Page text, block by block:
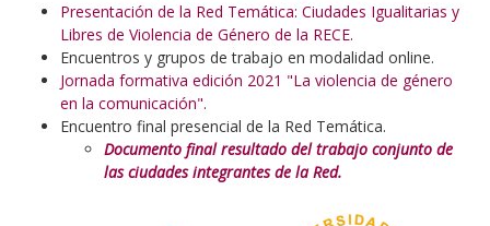
Presentación de la Red Temática: Ciudades Igualitarias y
Libres de Violencia de Género de la RECE.
Encuentros y grupos de trabajo en modalidad online.
Jornada formativa edición 2021 "La violencia de género
en la comunicación".
Encuentro final presencial de la Red Temática.
Documento final resultado del trabajo conjunto de
las ciudades integrantes de la Red.